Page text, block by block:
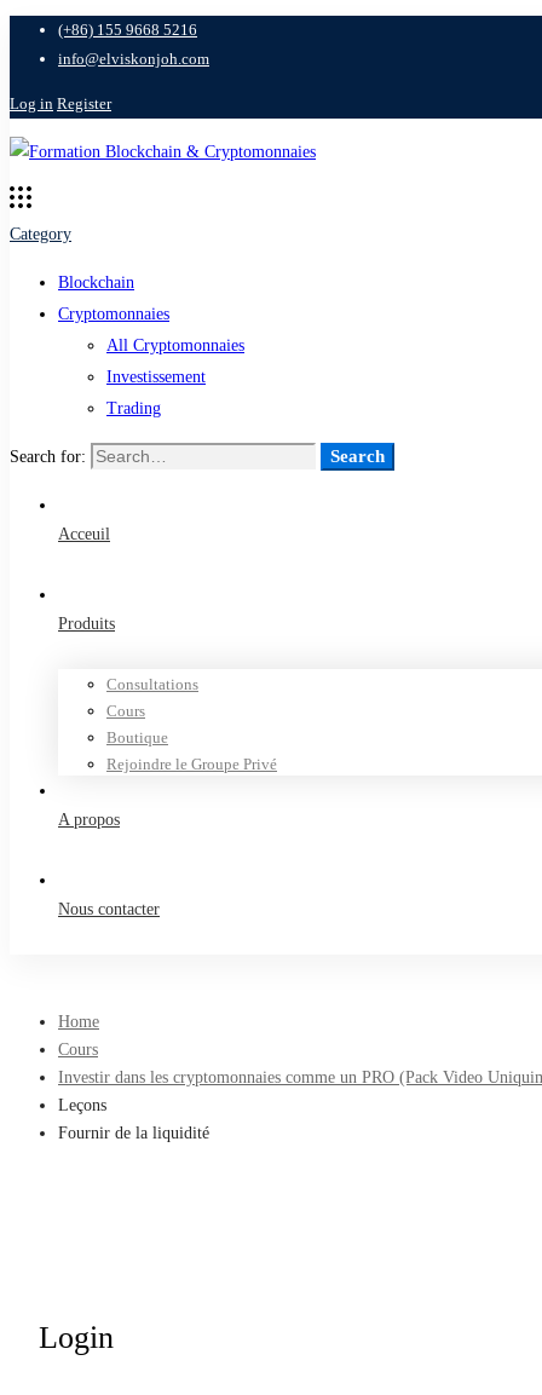
(+86) 155 9668 5216
info@elviskonjoh.com
Log in Register
Category
Blockchain
Cryptomonnaies
All Cryptomonnaies
Investissement
Trading
Search for: Search
Acceuil
Produits
Consultations
Cours
Boutique
Rejoindre le Groupe Privé
A propos
Nous contacter
Home
Cours
Investir dans les cryptomonnaies comme un PRO (Pack Video
Leçons
Fournir de la liquidité
Login